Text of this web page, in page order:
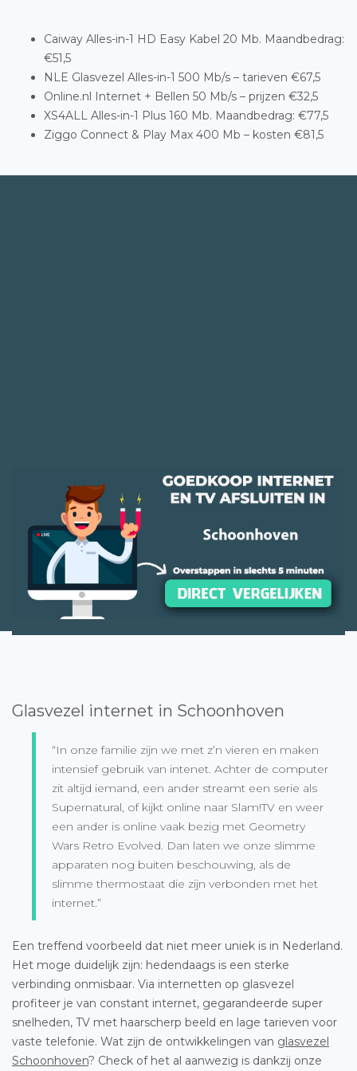
Caiway Alles-in-1 HD Easy Kabel 20 Mb. Maandbedrag:
€51,5
NLE Glasvezel Alles-in-1 500 Mb/s – tarieven €67,5
Online.nl Internet + Bellen 50 Mb/s – prijzen €32,5
XS4ALL Alles-in-1 Plus 160 Mb. Maandbedrag: €77,5
Ziggo Connect & Play Max 400 Mb – kosten €81,5
Glasvezel internet in Schoonhoven
“In onze familie zijn we met z’n vieren en maken
intensief gebruik van intenet. Achter de computer
zit altijd iemand, een ander streamt een serie als
Supernatural, of kijkt online naar Slam!TV en weer
een ander is online vaak bezig met Geometry
Wars Retro Evolved. Dan laten we onze slimme
apparaten nog buiten beschouwing, als de
slimme thermostaat die zijn verbonden met het
internet.”
Een treffend voorbeeld dat niet meer uniek is in Nederland.
Het moge duidelijk zijn: hedendaags is een sterke
verbinding onmisbaar. Via internetten op glasvezel
profiteer je van constant internet, gegarandeerde super
snelheden, TV met haarscherp beeld en lage tarieven voor
vaste telefonie. Wat zijn de ontwikkelingen van glasvezel
Schoonhoven? Check of het al aanwezig is dankzij onze